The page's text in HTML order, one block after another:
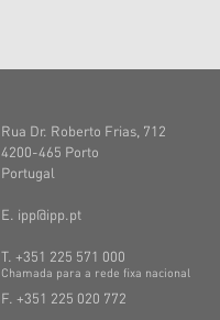
Rua Dr. Roberto Frias, 712
4200-465 Porto
Portugal
E. ipp@ipp.pt
T. +351 225 571 000
Chamada para a rede fixa nacional
F. +351 225 020 772